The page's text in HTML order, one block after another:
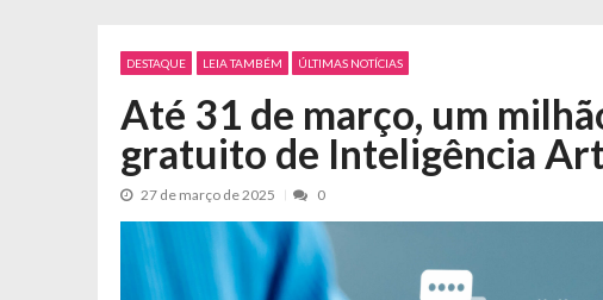
DESTAQUE LEIA TAMBÉM ÚLTIMAS NOTÍCIAS
Até 31 de março, um
gratuito de Inteligência
27 de março de 2025 0